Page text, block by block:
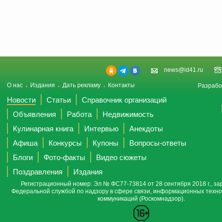
news@id41.ru
О нас Издания Дать рекламу Контакты
Новости Статьи
Справочник организаций
Объявления
Работа
Недвижимость
Кулинарная книга
Интервью
Анекдоты
Афиша
Конкурсы Купоны
Вопросы-ответы
Блоги
Фото-факты
Видео сюжеты
Поздравления
Издания
Регистрационный номер: Эл № ФС77-73814 от 28 сентября 2018 г.,
Федеральной службой по надзору в сфере связи, информационных
коммуникаций (Роскомнадзор).